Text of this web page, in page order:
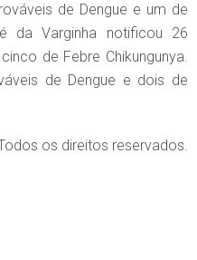
de Dengue e um de
da Varginha notificou 26
de Febre Chikungunya.
de Dengue e dois de
os direitos reservados.